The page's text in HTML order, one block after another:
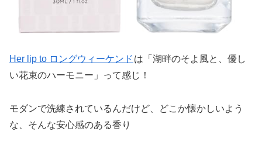
Her lip to ロングウィーケンド は「湖畔のそよ風と、優し
い花束のハーモニー」って感じ！
モダンで洗練されているんだけど、どこか懐かしいよう
な、そんな安心感のある香り